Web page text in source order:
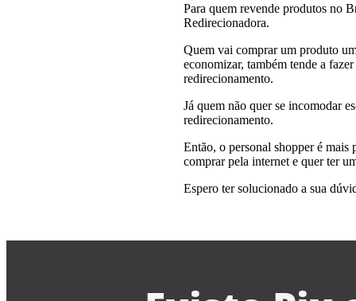
Para quem revende produtos no
Redirecionadora.
Quem vai comprar um produto
economizar, também tende a
redirecionamento.
Já quem não quer se incomodar
redirecionamento.
Então, o personal shopper é mais
comprar pela internet e quer ter
Espero ter solucionado a sua